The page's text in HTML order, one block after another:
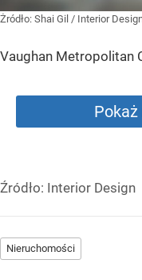
Żródło: Shai Gil / Interior
Vaughan Metropolitan
Źródło: Interior Design
Nieruchomości